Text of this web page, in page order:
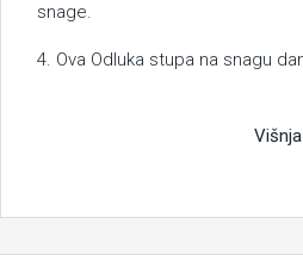
snage.
4. Ova Odluka stupa na snagu